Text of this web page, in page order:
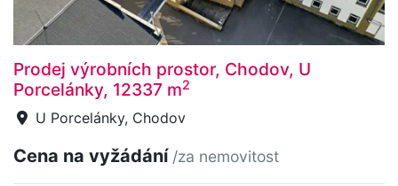
Prodej výrobních prostor, Chodov, U
Porcelánky, 12337 m2
U Porcelánky, Chodov
Cena na vyžádání /za nemovitost